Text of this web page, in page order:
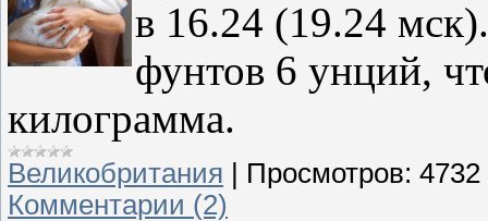
в 16.24 (19.24
фунтов 6 унций,
килограмма.
Великобритания Просмотров: 4732
Комментарии (2)